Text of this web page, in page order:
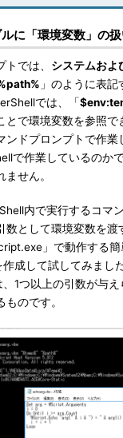
に「環境変数」の
では、 システムおよ
」のように表
では、「
とで環境変数を参照で
ンドプロンプトで作業
で作業しているのか
せん。
内で実行するコマ
数として環境変数を渡
」で動作する簡
作成して試してみまし
、1つ以上の引数が与
のです。